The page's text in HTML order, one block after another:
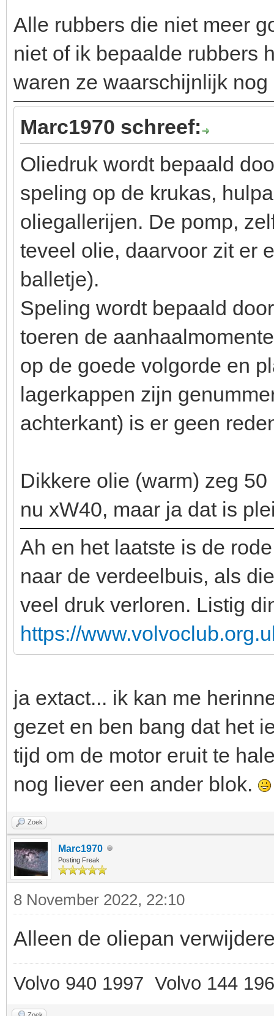
Alle rubbers die niet meer
niet of ik bepaalde rubbers
waren ze waarschijnlijk nog
Marc1970 schreef:
Oliedruk wordt bepaald
speling op de krukas,
oliegallerijen. De pomp,
teveel olie, daarvoor zit er
balletje).
Speling wordt bepaald
toeren de
op de goede volgorde en
lagerkappen zijn
achterkant) is er geen
Dikkere olie (warm) zeg
nu xW40, maar ja dat is
Ah en het laatste is de
naar de verdeelbuis, als
veel druk verloren. Listig
https://
ja extact... ik kan me
gezet en ben bang dat het
tijd om de motor eruit te
nog liever een ander blok.
Zoek
Marc1970
Posting Freak
8 November 2022, 22:10
Alleen de oliepan
Volvo 940 1997 Volvo 144